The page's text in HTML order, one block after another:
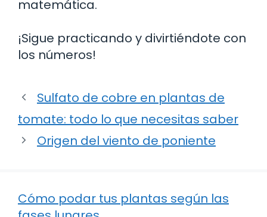
matemática.
¡Sigue practicando y divirtiéndote con
los números!
Sulfato de cobre en plantas de
tomate: todo lo que necesitas saber
Origen del viento de poniente
Cómo podar tus plantas según las